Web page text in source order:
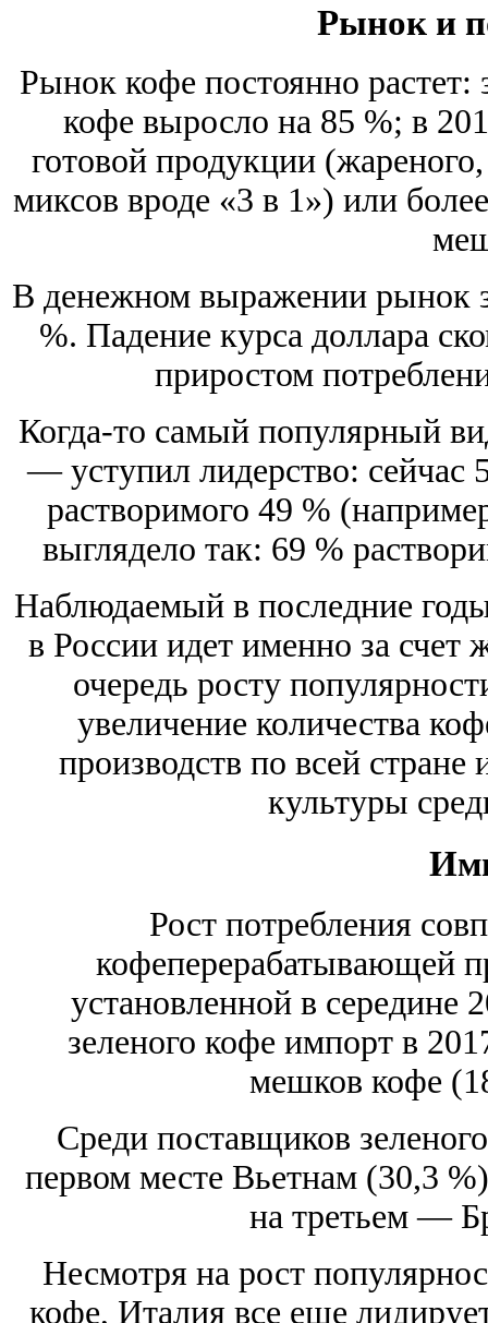
Рынок и
Рынок кофе постоянно растет:
кофе выросло на 85 %; в
готовой продукции
миксов вроде «3 в 1») или
В денежном выражении рынок
%. Падение курса доллара
приростом
Когда-то самый популярный
— уступил лидерство: сейчас
растворимого 49 %
выглядело так: 69 %
Наблюдаемый в последние
в России идет именно за
очередь росту
увеличение количества
производств по всей
культуры
Рост потребления
кофеперерабатывающей
установленной в середине
зеленого кофе импорт в
мешков кофе
Среди поставщиков
первом месте Вьетнам (30,3
на третьем —
Несмотря на рост
кофе, Италия все еще